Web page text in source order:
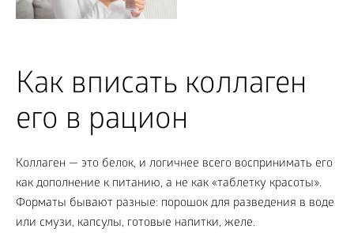
Как вписать коллаген
его в рацион
Коллаген — это белок, и логичнее всего воспринимать его
как дополнение к питанию, а не как «таблетку красоты».
Форматы бывают разные: порошок для разведения в воде
или смузи, капсулы, готовые напитки, желе.